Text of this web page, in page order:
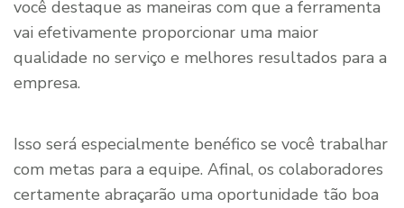
você destaque as maneiras com que a ferramenta
vai efetivamente proporcionar uma maior
qualidade no serviço e melhores resultados para a
empresa.
Isso será especialmente benéfico se você trabalhar
com metas para a equipe. Afinal, os colaboradores
certamente abraçarão uma oportunidade tão boa